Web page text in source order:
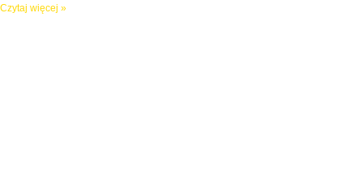
Czytaj więcej »